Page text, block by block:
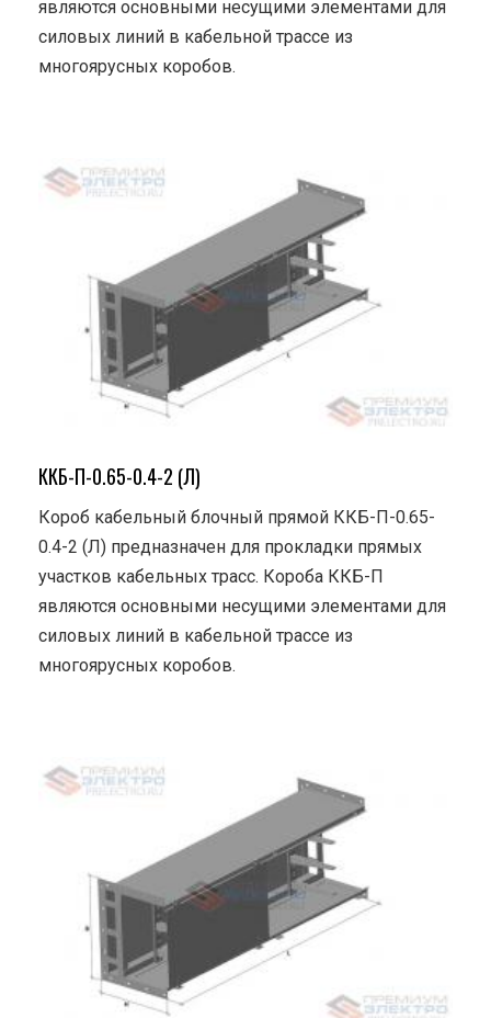
являются основными несущими элементами для
силовых линий в кабельной трассе из
многоярусных коробов.
ККБ-П-0.65-0.4-2 (Л)
Короб кабельный блочный прямой ККБ-П-0.65-
0.4-2 (Л) предназначен для прокладки прямых
участков кабельных трасс. Короба ККБ-П
являются основными несущими элементами для
силовых линий в кабельной трассе из
многоярусных коробов.